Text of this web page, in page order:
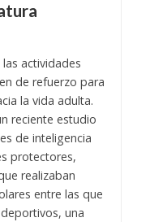
actividades
de refuerzo para
la vida adulta.
reciente estudio
de inteligencia
protectores,
realizaban
entre las que
una